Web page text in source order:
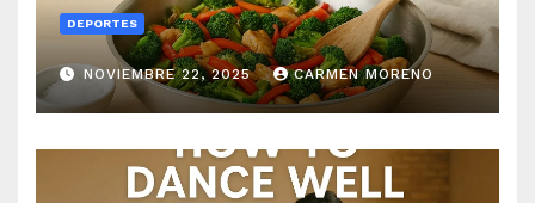
DEPORTES
NOVIEMBRE 22, 2025 CARMEN MORENO